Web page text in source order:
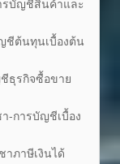
ชีต้นทุนเบื้องต้น
ธุรกิจซื้อขาย
-การบัญชีเบื้อง
าภาษีเงินได้